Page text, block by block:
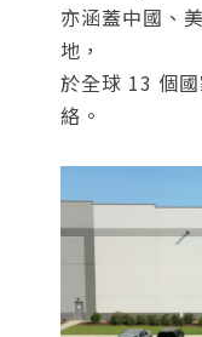
亦涵蓋中國、
地，
於全球 13 個
絡。